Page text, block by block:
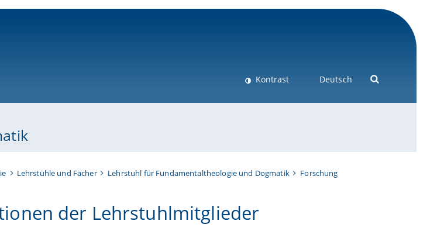
Kontrast Deutsch
Lehrstühle und Fächer Lehrstuhl für Fundamentaltheologie und Dogmatik
Forschung
der Lehrstuhlmitglieder